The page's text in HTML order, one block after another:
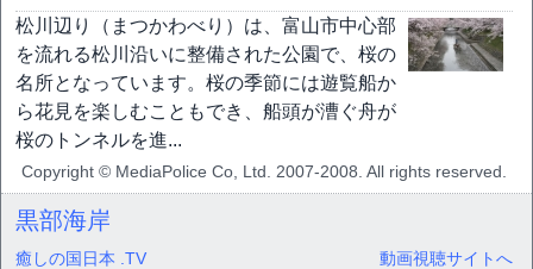
松川辺り（まつかわべり）は、富山市中心部
を流れる松川沿いに整備された公園で、桜の
名所となっています。桜の季節には遊覧船か
ら花見を楽しむこともでき、船頭が漕ぐ舟が
桜のトンネルを進...
Copyright © MediaPolice Co, Ltd. 2007-2008. All rights reserved.
黒部海岸
癒しの国日本 .TV 動画視聴サイトへ